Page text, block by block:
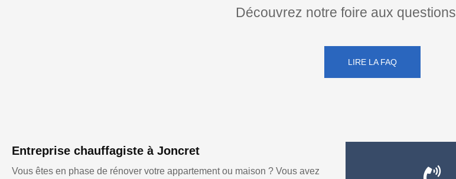
Découvrez notre foire aux questions
LIRE LA FAQ
Entreprise chauffagiste à Joncret
Vous êtes en phase de rénover votre appartement ou maison ? Vous avez